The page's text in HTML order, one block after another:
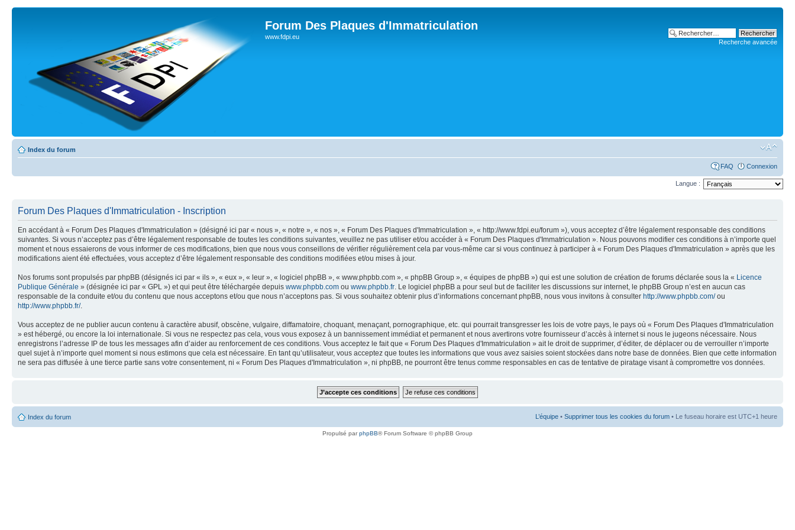
Forum Des Plaques d'Immatriculation
www.fdpi.eu
Recherche avancée
Index du forum
FAQ Connexion
Langue :
Forum Des Plaques d'Immatriculation - Inscription
En accédant à « Forum Des Plaques d'Immatriculation » (désigné ici par « nous », « notre », « nos », « Forum Des Plaques d'Immatriculation », « http://www.fdpi.eu/forum »), vous acceptez d’être légalement responsable des conditions
suivantes. Si vous n’acceptez pas d’être légalement responsable de toutes les conditions suivantes, veuillez ne pas utiliser et/ou accéder à « Forum Des Plaques d'Immatriculation ». Nous pouvons modifier ces conditions à n’importe quel
moment et nous essaierons de vous informer de ces modifications, bien que nous vous conseillons de vérifier régulièrement cela par vous-même car si vous continuez à participer à « Forum Des Plaques d'Immatriculation » après que les
modifications aient été effectuées, vous acceptez d’être légalement responsable des conditions modifiées et/ou mises à jour.
Nos forums sont propulsés par phpBB (désignés ici par « ils », « eux », « leur », « logiciel phpBB », « www.phpbb.com », « phpBB Group », « équipes de phpBB ») qui est une solution de création de forums déclarée sous la « Licence
Publique Générale » (désignée ici par « GPL ») et qui peut être téléchargée depuis www.phpbb.com ou www.phpbb.fr . Le logiciel phpBB a pour seul but de faciliter les discussions sur internet, le phpBB Group n’est en aucun cas
responsable de la conduite et/ou du contenu que nous acceptons et/ou que nous n’acceptons pas. Si vous souhaitez obtenir plus d’informations concernant phpBB, nous vous invitons à consulter http://www.phpbb.com/ou
http://www.phpbb.fr/.
Vous acceptez de ne publier aucun contenu à caractère abusif, obscène, vulgaire, diffamatoire, choquant, menaçant, pornographique, etc. qui pourrait transgresser les lois de votre pays, le pays où « Forum Des Plaques d'Immatriculation
» est hébergé, ou encore la loi internationale. Si vous ne respectez pas cela, vous vous exposez à un bannissement immédiat et permanent et nous avertirons votre fournisseur d’accès à internet si nous le jugeons nécessaire. Nous
enregistrons l’adresse IP de tous les messages afin d’aider au renforcement de ces conditions. Vous acceptez le fait que « Forum Des Plaques d'Immatriculation » ait le droit de supprimer, d’éditer, de déplacer ou de verrouiller n’importe
quel sujet à n’importe quel moment si nous estimons que cela est nécessaire. En tant qu’utilisateur, vous acceptez que toutes les informations que vous avez saisies soient stockées dans notre base de données. Bien que cette information
ne sera pas diffusée à une tierce partie sans votre consentement, ni « Forum Des Plaques d'Immatriculation », ni phpBB, ne pourront être tenus comme responsables en cas de tentative de piratage visant à compromettre vos données.
Index du forum L’équipe • Supprimer tous les cookies du forum • Le fuseau horaire est UTC+1 heure
Propulsé parphpBB® Forum Software © phpBB Group